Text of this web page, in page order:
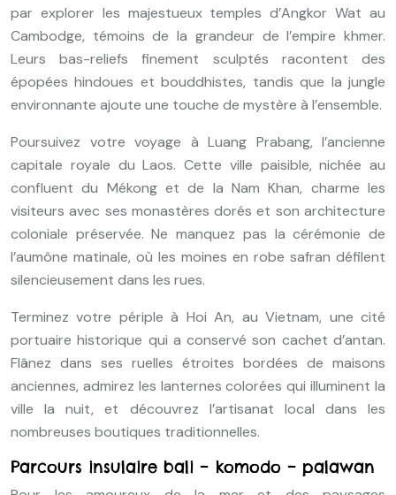
par explorer les majestueux temples d’Angkor Wat au
Cambodge, témoins de la grandeur de l’empire khmer.
Leurs bas-reliefs finement sculptés racontent des
épopées hindoues et bouddhistes, tandis que la jungle
environnante ajoute une touche de mystère à l’ensemble.
Poursuivez votre voyage à Luang Prabang, l’ancienne
capitale royale du Laos. Cette ville paisible, nichée au
confluent du Mékong et de la Nam Khan, charme les
visiteurs avec ses monastères dorés et son architecture
coloniale préservée. Ne manquez pas la cérémonie de
l’aumône matinale, où les moines en robe safran défilent
silencieusement dans les rues.
Terminez votre périple à Hoi An, au Vietnam, une cité
portuaire historique qui a conservé son cachet d’antan.
Flânez dans ses ruelles étroites bordées de maisons
anciennes, admirez les lanternes colorées qui illuminent la
ville la nuit, et découvrez l’artisanat local dans les
nombreuses boutiques traditionnelles.
Parcours insulaire bali – komodo – palawan